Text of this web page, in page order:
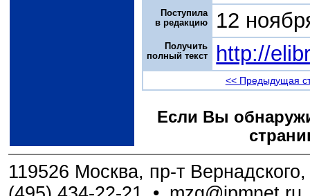
Поступила
в редакцию
12
Получить
полный текст
http://
<< Предыдущая
Если Вы
119526 Москва, пр-т